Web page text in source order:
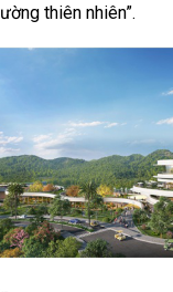
thiên nhiên”.